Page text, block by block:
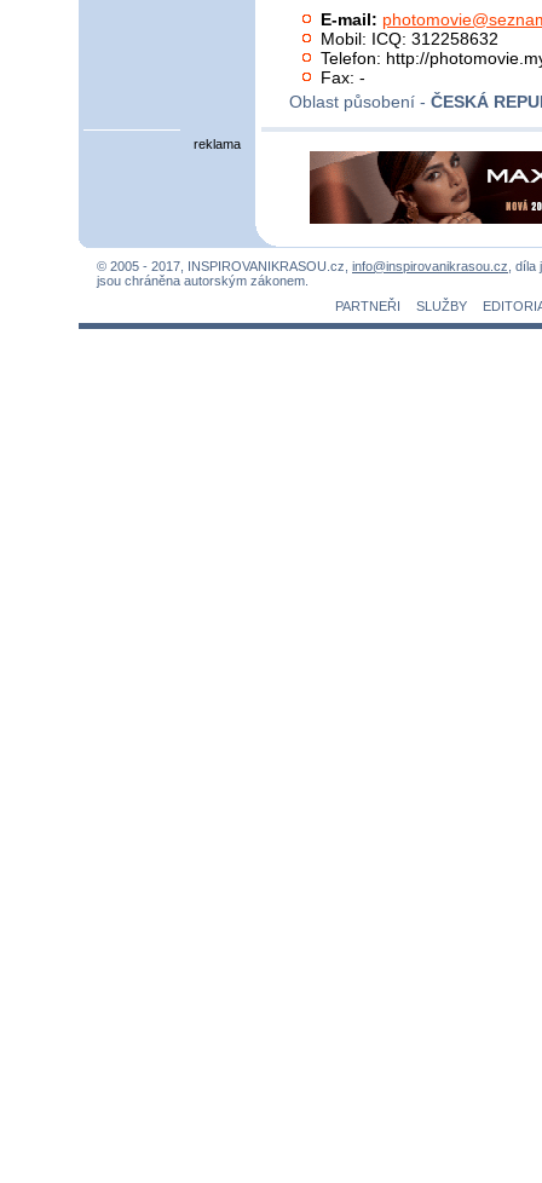
E-mail:
Mobil: ICQ: 312258632
Telefon: http://
Fax: -
Oblast působení - ČESKÁ
reklama
© 2005 - 2017, INSPIROVANIKRASOU.cz, info@inspirovanikrasou.cz ,
jsou chráněna autorským zákonem.
PARTNEŘI
SLUŽBY